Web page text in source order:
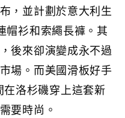
，並計劃於意大利生
帽衫和索繩長褲。其
後來卻演變成永不過
場。而美國滑板好手
洛杉磯穿上這套新
要時尚。